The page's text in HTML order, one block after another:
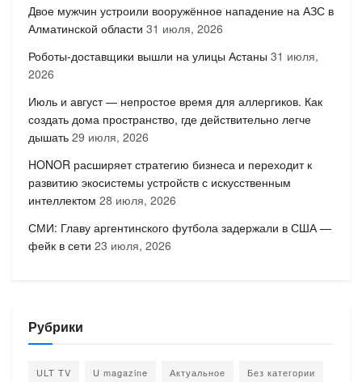
Двое мужчин устроили вооружённое нападение на АЗС в
Алматинской области 31 июля, 2026
Роботы-доставщики вышли на улицы Астаны 31 июля,
2026
Июль и август — непростое время для аллергиков. Как
создать дома пространство, где действительно легче
дышать 29 июля, 2026
HONOR расширяет стратегию бизнеса и переходит к
развитию экосистемы устройств с искусственным
интеллектом 28 июля, 2026
СМИ: Главу аргентинского футбола задержали в США —
фейк в сети 23 июля, 2026
Рубрики
ULT TV U magazine Актуальное Без категории